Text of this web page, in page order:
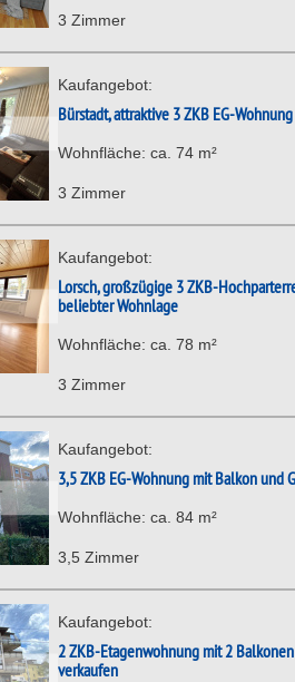
3 Zimmer
Kaufangebot:
Bürstadt, attraktive 3 ZKB EG-
Wohnfläche: ca. 74 m²
3 Zimmer
Kaufangebot:
Lorsch, großzügige 3 ZKB-
beliebter Wohnlage
Wohnfläche: ca. 78 m²
3 Zimmer
Kaufangebot:
3,5 ZKB EG-Wohnung mit Balkon und
Wohnfläche: ca. 84 m²
3,5 Zimmer
Kaufangebot:
2 ZKB-Etagenwohnung mit 2
verkaufen